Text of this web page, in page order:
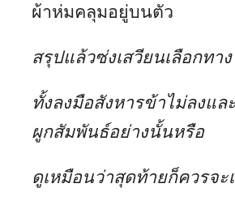
ผ้าห่มคลุมอยู่บนตัว
สรุปแล้วซ่งเสวียนเลือกทา
ทั้งลงมือสังหารข้าไม่ลงแ
ผูกสัมพันธ์อย่างนั้นหรือ
ดูเหมือนว่าสุดท้ายก็ควรจะ